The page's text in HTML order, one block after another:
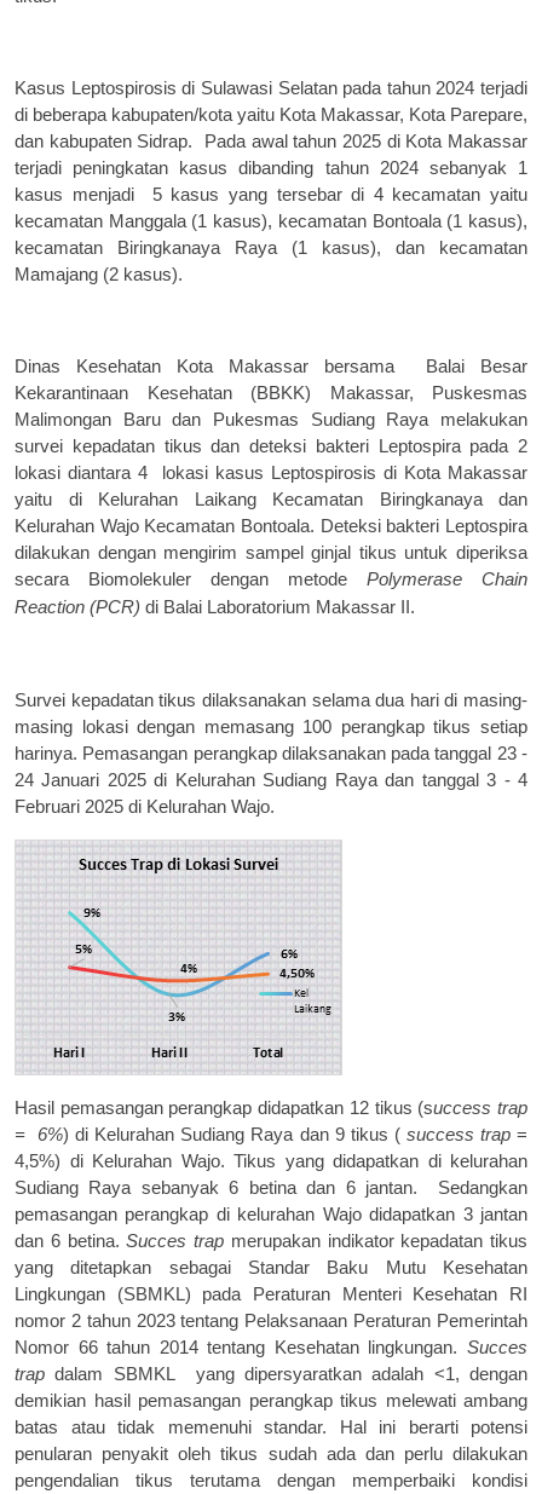
Kasus Leptospirosis di Sulawasi Selatan pada tahun 2024 terjadi
di beberapa kabupaten/kota yaitu Kota Makassar, Kota Parepare,
dan kabupaten Sidrap.
Pada awal tahun 2025 di Kota Makassar
terjadi peningkatan kasus dibanding tahun 2024 sebanyak 1
kasus menjadi
5 kasus yang tersebar di 4 kecamatan yaitu
kecamatan Manggala (1 kasus), kecamatan Bontoala (1 kasus),
kecamatan Biringkanaya Raya (1 kasus), dan kecamatan
Mamajang (2 kasus).
Dinas Kesehatan Kota Makassar bersama
Balai Besar
Kekarantinaan Kesehatan (BBKK) Makassar, Puskesmas
Malimongan Baru dan Pukesmas Sudiang Raya melakukan
survei kepadatan tikus dan deteksi bakteri Leptospira pada 2
lokasi diantara 4
lokasi kasus Leptospirosis di Kota Makassar
yaitu di Kelurahan Laikang Kecamatan Biringkanaya dan
Kelurahan Wajo Kecamatan Bontoala. Deteksi bakteri Leptospira
dilakukan dengan mengirim sampel ginjal tikus untuk diperiksa
secara Biomolekuler dengan metode Polymerase Chain
Reaction (PCR) di Balai Laboratorium Makassar II.
Survei kepadatan tikus dilaksanakan selama dua hari di masing-
masing lokasi dengan memasang 100 perangkap tikus setiap
harinya. Pemasangan perangkap dilaksanakan pada tanggal 23 -
24 Januari 2025 di Kelurahan Sudiang Raya dan tanggal 3 - 4
Februari 2025 di Kelurahan Wajo.
Hasil pemasangan perangkap didapatkan 12 tikus (success trap
=
6%) di Kelurahan Sudiang Raya dan 9 tikus ( success trap=
4,5%) di Kelurahan Wajo. Tikus yang didapatkan di kelurahan
Sudiang Raya sebanyak 6 betina dan 6 jantan.
Sedangkan
pemasangan perangkap di kelurahan Wajo didapatkan 3 jantan
dan 6 betina.Succes trap merupakan indikator kepadatan tikus
yang ditetapkan sebagai Standar Baku Mutu Kesehatan
Lingkungan (SBMKL) pada Peraturan Menteri Kesehatan RI
nomor 2 tahun 2023 tentang Pelaksanaan Peraturan Pemerintah
Nomor 66 tahun 2014 tentang Kesehatan lingkungan. Succes
trap dalam SBMKL
yang dipersyaratkan adalah <1, dengan
demikian hasil pemasangan perangkap tikus melewati ambang
batas atau tidak memenuhi standar. Hal ini berarti potensi
penularan penyakit oleh tikus sudah ada dan perlu dilakukan
pengendalian tikus terutama dengan memperbaiki kondisi